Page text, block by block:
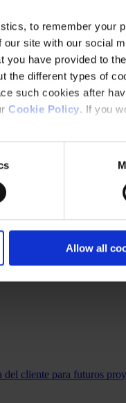
to remember your
site with our social
you have provided to
the different types of
such cookies after
Cookie Policy. If you
Allow all
cliente para futuros